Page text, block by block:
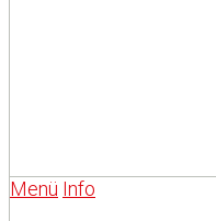
Menü Info